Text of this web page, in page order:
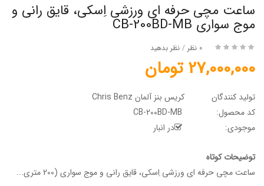
ساعت مچی حرفه ای ورزشی اِسکی، قایق رانی و
موج سواری CB-200BD-MB
0 نظر / نظر بدهید
27,000,000 تومان
تولید کنندگان
کریس بنز آلمان Chris Benz
کد محصول:
موجودی:
در انبار
توضیحات کوتاه
ساعت مچی حرفه ای ورزشی اِسکی، قایق رانی و موج سواری (200 متری...